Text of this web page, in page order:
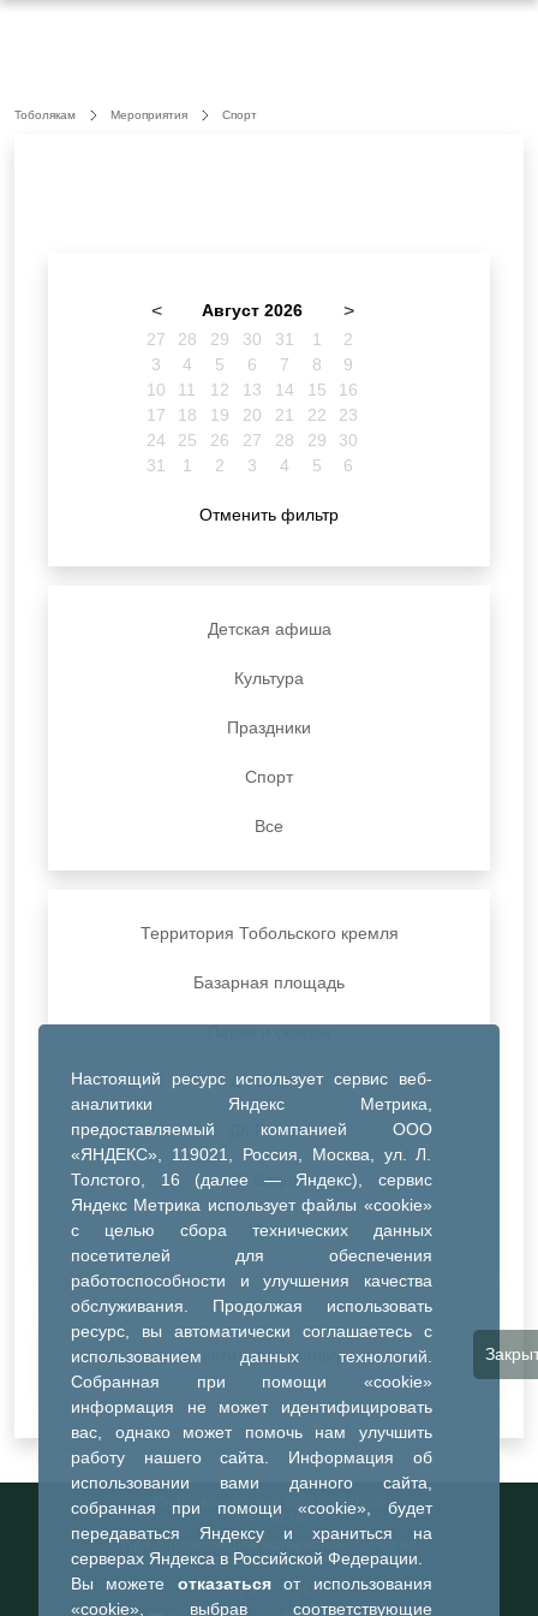
Настоящий ресурс использует сервис веб-
аналитики Яндекс Метрика,
предоставляемый компанией ООО
«ЯНДЕКС», 119021, Россия, Москва, ул. Л.
Толстого, 16 (далее — Яндекс), сервис
Яндекс Метрика использует файлы «cookie»
с целью сбора технических данных
посетителей для обеспечения
работоспособности и улучшения качества
обслуживания. Продолжая использовать
ресурс, вы автоматически соглашаетесь с
использованием данных технологий.
Собранная при помощи «cookie»
информация не может идентифицировать
вас, однако может помочь нам улучшить
работу нашего сайта. Информация об
использовании вами данного сайта,
собранная при помощи «cookie», будет
передаваться Яндексу и храниться на
серверах Яндекса в Российской Федерации.
Вы можете отказатьсяот использования
«cookie», выбрав соответствующие
Тоболякам Мероприятия Спорт
< Август 2026 >
27 28 29 30 31 1
2
3
4 5 6 7 8
9
10
11 12 13 14 15
16
17
18 19 20 21 22
23
24
25 26 27 28 29
30
31
1 2 3 4 5 6
Отменить фильтр
Детская афиша
Культура
Праздники
Спорт
Все
Территория Тобольского кремля
Базарная площадь
ДК Синтез
ДК Речник
ДК Водник
Иное
Очистить все фильтры
Информационный портал города
Тобольска
При использовании материалов ссылка на
портал обязательна
©2023-2026